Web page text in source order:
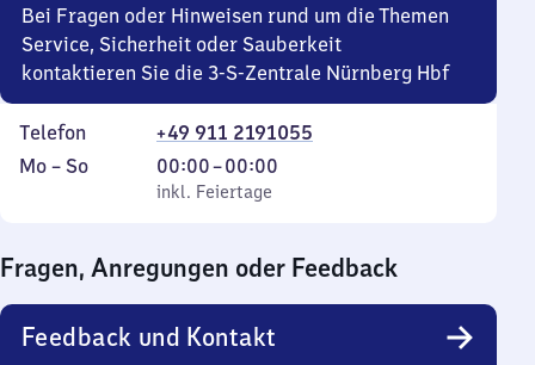
Bei Fragen oder Hinweisen rund um die Themen
Service, Sicherheit oder Sauberkeit
kontaktieren Sie die 3-S-Zentrale Nürnberg Hbf
Telefon
+49 911 2191055
Montag
Mo – So,
inkl. Feiertage
00:00–00:00
Von
0
0
Uhr
inkl. Feiertage
Fragen, Anregungen oder Feedback
Feedback und Kontakt